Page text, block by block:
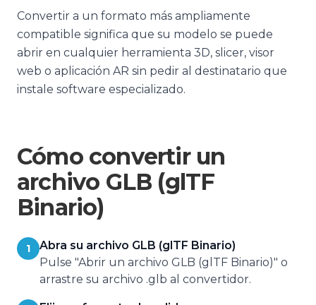
Convertir a un formato más ampliamente
compatible significa que su modelo se puede
abrir en cualquier herramienta 3D, slicer, visor
web o aplicación AR sin pedir al destinatario que
instale software especializado.
Cómo convertir un
archivo GLB (glTF
Binario)
1
Abra su archivo GLB (glTF Binario)
Pulse "Abrir un archivo GLB (glTF Binario)" o
arrastre su archivo .glb al convertidor.